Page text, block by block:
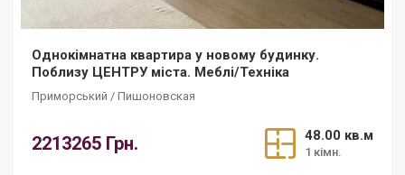
Однокімнатна квартира у новому будинку.
Поблизу ЦЕНТРУ міста. Меблі/Техніка
Приморський / Пишоновская
2213265 Грн. 48.00 кв.м
1 кімн.